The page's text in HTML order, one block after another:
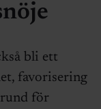
bli ett
favorisering
för